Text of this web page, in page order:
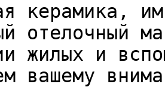
керамика,
отелочный
жилых и
вашему